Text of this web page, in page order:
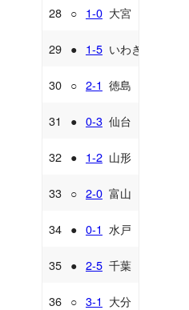
28 ○ 1-0 大宮
29 ● 1-5 いわき
30 ○ 2-1 徳島
31 ● 0-3 仙台
32 ● 1-2 山形
33 ○ 2-0 富山
34 ● 0-1 水戸
35 ● 2-5 千葉
36 ○ 3-1 大分